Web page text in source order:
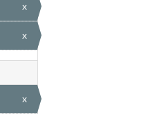
x
x
x